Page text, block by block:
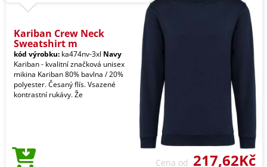
Kariban Crew Neck
Sweatshirt m
kód výrobku: ka474nv-3xl Navy
Kariban - kvalitní značková unisex
mikina Kariban 80% bavlna / 20%
polyester. Česaný flís. Vsazené
kontrastní rukávy. Že
Cena od 217,62Kč